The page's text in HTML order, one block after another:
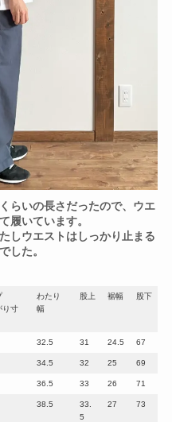
らいの長さだったので、ウエ
履いています。
しウエストはしっかり止まる
した。
り寸
わたり
幅
股上 裾幅 股下
32.5 31 24.5 67
34.5 32 25 69
36.5 33 26 71
38.5
33.
5
27 73